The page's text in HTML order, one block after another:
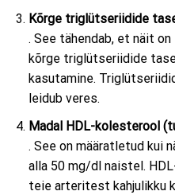
Kõrge triglütseriidide
. See tähendab, et näit
kõrge triglütseriidide
kasutamine.
leidub veres.
Madal HDL-kolesterool
. See on määratletud kui
alla 50 mg/dl naistel.
teie arteritest kahjulikku